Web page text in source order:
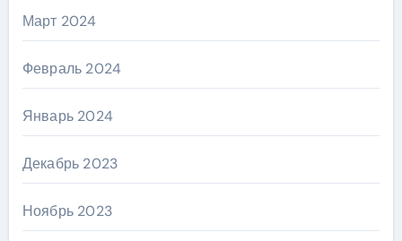
Март 2024
Февраль 2024
Январь 2024
Декабрь 2023
Ноябрь 2023